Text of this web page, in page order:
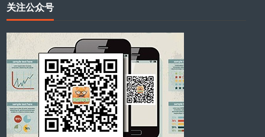
关注公众号